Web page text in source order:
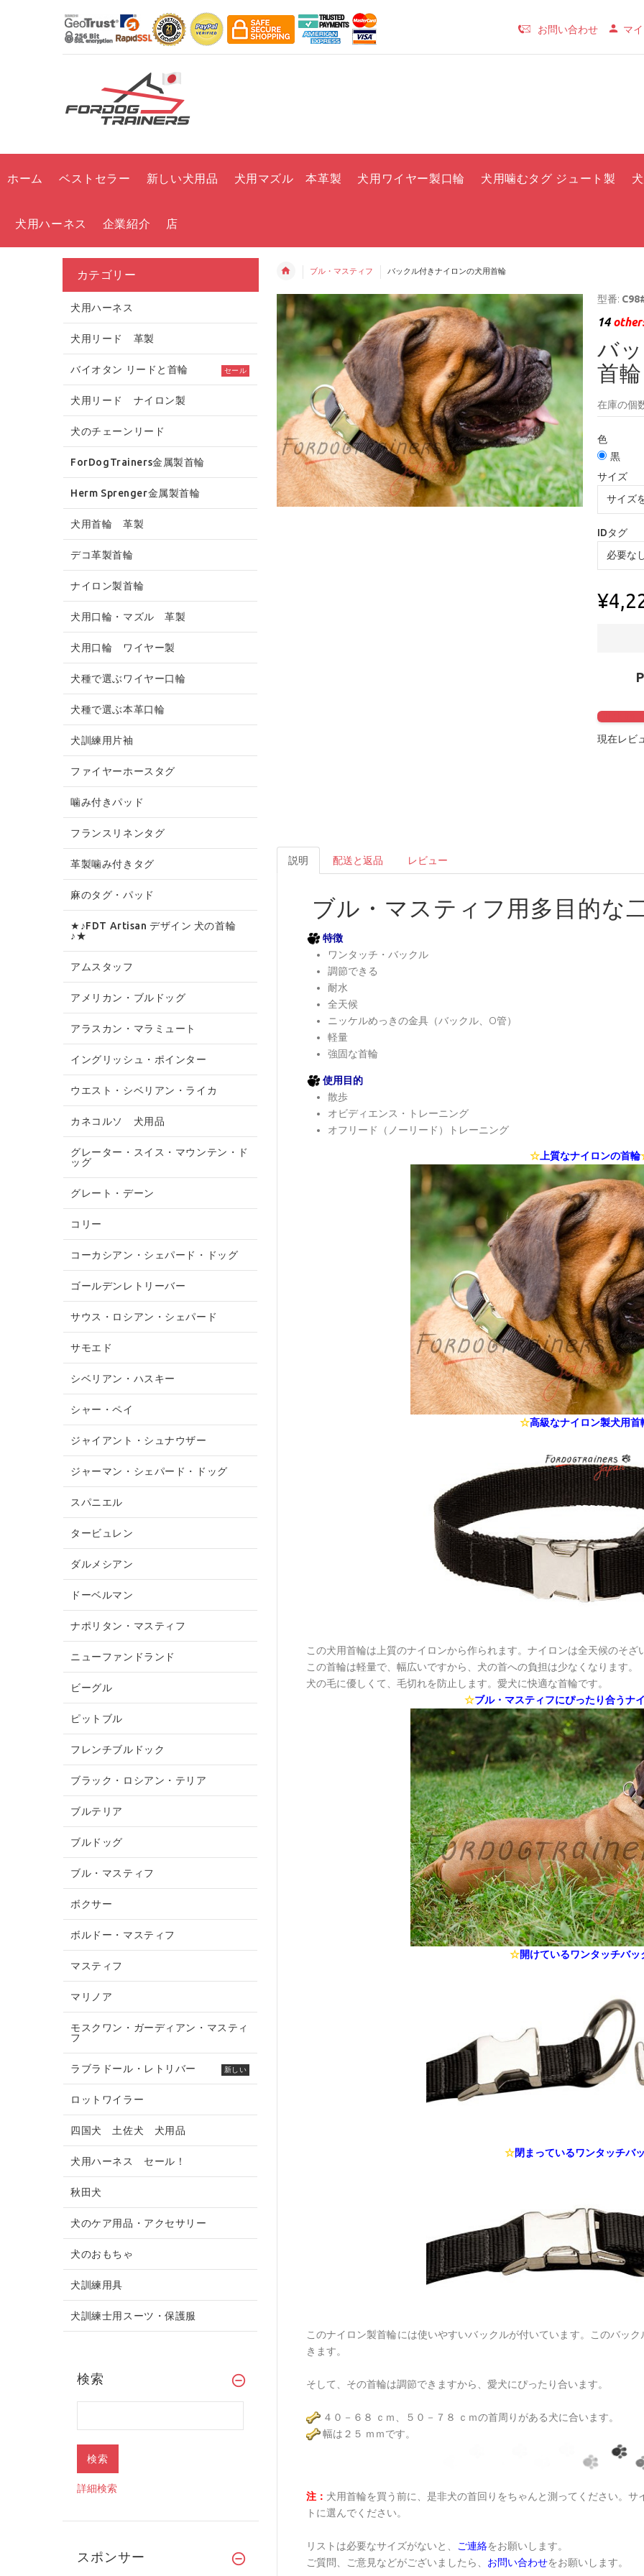
お問い合わせ マ
ホーム ベストセラー 新しい犬用品 犬用マズル 本革製 犬用ワイヤー製口輪 犬用噛むタグ ジュート製
犬用ハーネス 企業紹介 店
ブル・マスティフ バックル付きナイロンの犬用首輪
型番:
14
バ
首輪
在庫の個
色
黒
サイズ
IDタグ
Click to
現在レビ
説明 配送と返品 レビュー
ブル・マスティフ用多目的な
特徴
ワンタッチ・バックル
調節できる
耐水
全天候
ニッケルめっきの金具（バックル、O管）
軽量
強固な首輪
使用目的
散歩
オビディエンス・トレーニング
オフリード（ノーリード）トレーニング
☆上質なナイロンの首輪
☆高級なナイロン製犬用首
この犬用首輪は上質のナイロンから作られます。ナイロンは全天候のそ
この首輪は軽量で、幅広いですから、犬の首への負担は少なくなります。
犬の毛に優しくて、毛切れを防止します。愛犬に快適な首輪です。
☆ブル・マスティフにぴったり合うナ
☆開けているワンタッチバッ
☆閉まっているワンタッチバ
このナイロン製首輪には使いやすいバックルが付いています。このバッ
きます。
そして、その首輪は調節できますから、愛犬にぴったり合います。
４０－６８ ｃｍ、５０－７８ ｃｍの首周りがある犬に合います。
幅は２５ ｍｍです。
注： 犬用首輪を買う前に、是非犬の首回りをちゃんと測ってください。
トに選んでください。
リストは必要なサイズがないと、 ご連絡をお願いします。
ご質問、ご意見などがございましたら、 お問い合わせをお願いします。
カテゴリー
犬用ハーネス
犬用リード 革製
バイオタン リードと首輪 セール
犬用リード ナイロン製
犬のチェーンリード
ForDogTrainers金属製首輪
Herm Sprenger金属製首輪
犬用首輪 革製
デコ革製首輪
ナイロン製首輪
犬用口輪・マズル 革製
犬用口輪 ワイヤー製
犬種で選ぶワイヤー口輪
犬種で選ぶ本革口輪
犬訓練用片袖
ファイヤーホースタグ
噛み付きパッド
フランスリネンタグ
革製噛み付きタグ
麻のタグ・パッド
★♪FDT Artisan デザイン 犬の首輪
♪★
アムスタッフ
アメリカン・ブルドッグ
アラスカン・マラミュート
イングリッシュ・ポインター
ウエスト・シベリアン・ライカ
カネコルソ 犬用品
グレーター・スイス・マウンテン・ド
ッグ
グレート・デーン
コリー
コーカシアン・シェパード・ドッグ
ゴールデンレトリーバー
サウス・ロシアン・シェパード
サモエド
シベリアン・ハスキー
シャー・ペイ
ジャイアント・シュナウザー
ジャーマン・シェパード・ドッグ
スパニエル
タービュレン
ダルメシアン
ドーベルマン
ナポリタン・マスティフ
ニューファンドランド
ビーグル
ピットブル
フレンチブルドック
ブラック・ロシアン・テリア
ブルテリア
ブルドッグ
ブル・マスティフ
ボクサー
ボルドー・マスティフ
マスティフ
マリノア
モスクワン・ガーディアン・マスティ
フ
ラブラドール・レトリバー 新しい
ロットワイラー
四国犬 土佐犬 犬用品
犬用ハーネス セール！
秋田犬
犬のケア用品・アクセサリー
犬のおもちゃ
犬訓練用具
犬訓練士用スーツ・保護服
検索
詳細検索
スポンサー